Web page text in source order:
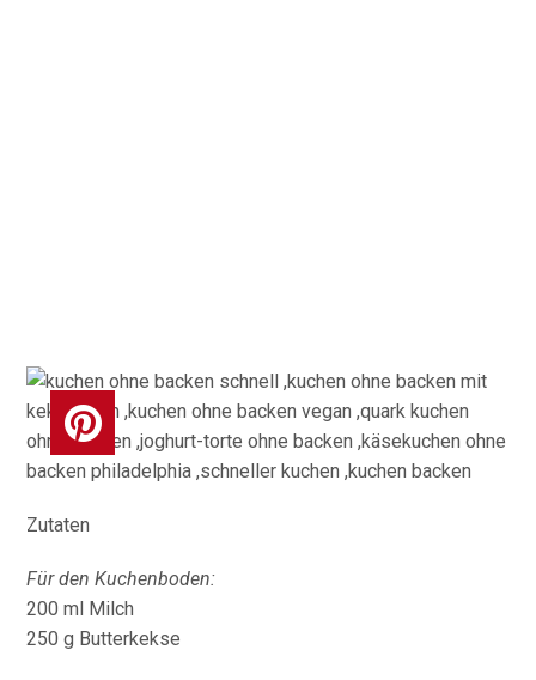
Zutaten
Für den Kuchenboden:
200 ml Milch
250 g Butterkekse